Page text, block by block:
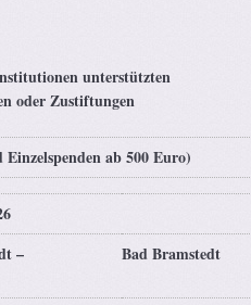
unterstützten
oder Zustiftungen
ab 500 Euro)
–
Bad Bramstedt